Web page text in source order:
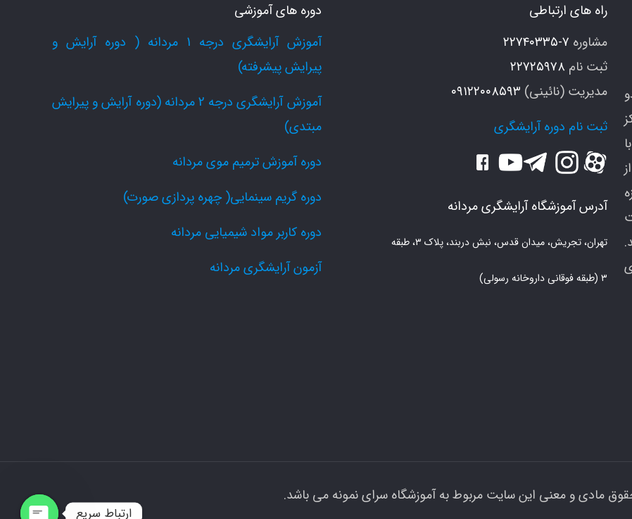
کانتور
مردانه
راه های ارتباطی
مشاوره ۷-۲۲۷۴۰۳۳۵
ثبت نام ۲۲۷۲۵۹۷۸
مدیریت (نائینی) ۰۹۱۲۲۰۰۸۵۹۳
ثبت نام دوره آرایشگری
آدرس آموزشگاه آرایشگری مردانه
تهران، تجریش، میدان قدس، نبش دربند، پلاک ۳، طبقه
۳ (طبقه فوقانی داروخانه رسولی)
دوره های آموزشی
آموزش آرایشگری درجه 1 مردانه ( دوره آرایش و
پیرایش پیشرفته)
آموزش آرایشگری درجه 2 مردانه (دوره آرایش و پیرایش
مبتدی)
دوره آموزش ترمیم موی مردانه
دوره گریم سینمایی( چهره پردازی صورت)
دوره کاربر مواد شیمیایی مردانه
آزمون آرایشگری مردانه
مادی و معنی این سایت مربوط به آموزشگاه سرای نمونه می باشد.
ارتباط سریع